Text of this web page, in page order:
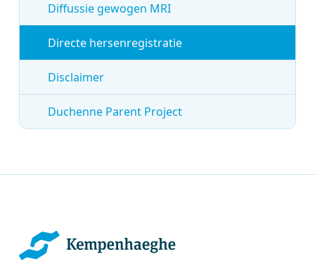
Diffussie gewogen MRI
Directe hersenregistratie
Disclaimer
Duchenne Parent Project